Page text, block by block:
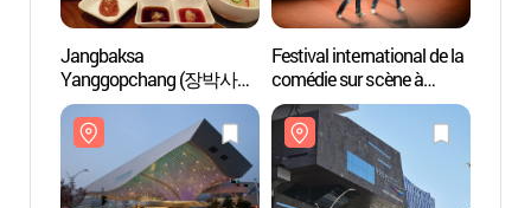
Jangbaksa
Yanggopchang (장박사
양곱창)
Festival international de la
comédie sur scène à
Busan
(부산국제코미디페스티
벌)